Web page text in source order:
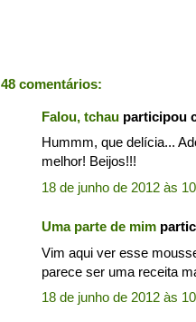
48 comentários:
Falou, tchau participou
Hummm, que delícia...
melhor! Beijos!!!
18 de junho de 2012 às
Uma parte de mim
Vim aqui ver esse
parece ser uma receita
18 de junho de 2012 às